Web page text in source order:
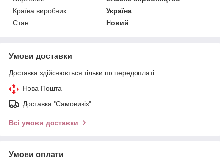
Країна виробник
Україна
Стан
Новий
Умови доставки
Доставка здійснюється тільки по передоплаті.
Нова Пошта
Доставка "Самовивіз"
Всі умови доставки
Умови оплати